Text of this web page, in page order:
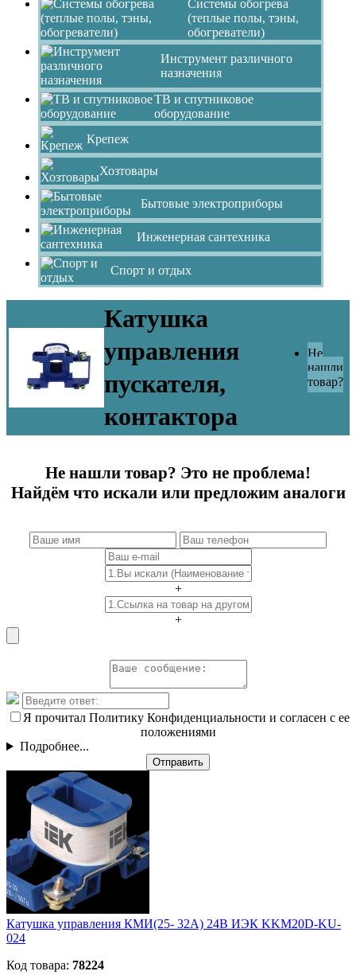
Системы обогрева
(теплые полы, тэны,
обогреватели)
Инструмент различного
назначения
ТВ и спутниковое
оборудование
Крепеж
Хозтовары
Бытовые электроприборы
Инженерная сантехника
Спорт и отдых
Катушка
управления
пускателя,
контактора
Не
нашли
товар?
Не нашли товар? Это не проблема!
Найдём что искали или предложим аналоги
+
+
Я прочитал Политику Конфиденциальности и согласен с ее
положениями
Подробнее...
Отправить
Катушка управления КМИ(25- 32А) 24В ИЭК KKM20D-KU-
024
Код товара: 78224